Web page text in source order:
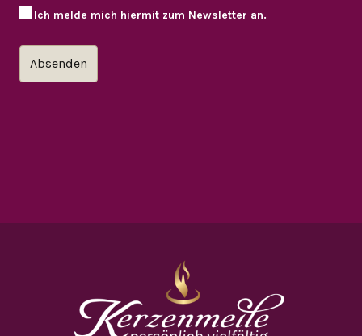
Ich melde mich hiermit zum Newsletter an.